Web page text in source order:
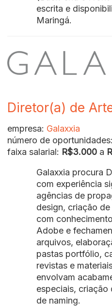
escrita e
Maringá.
Diretor(a) de
empresa: Galaxxia
número de oportunidades:
faixa salarial: R$3.000 a
Galaxxia procura
com experiência
agências de
design, criação
com
Adobe e
arquivos,
pastas portfólio,
revistas e
envolvam
especiais,
de naming.